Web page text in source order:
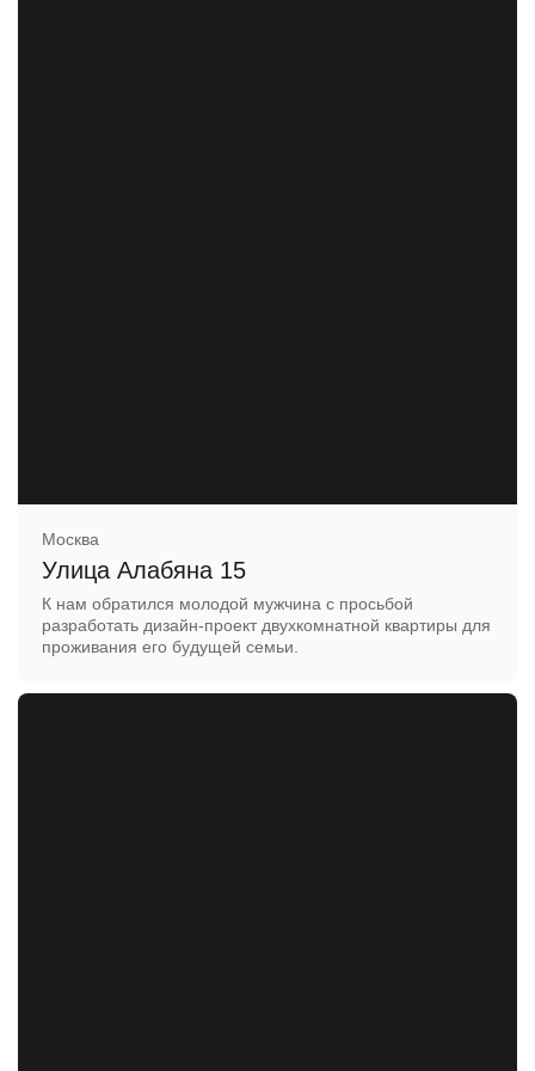
Москва
Улица Алабяна 15
К нам обратился молодой мужчина с просьбой
разработать дизайн-проект двухкомнатной квартиры для
проживания его будущей семьи.